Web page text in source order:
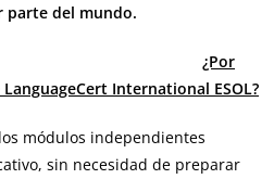
parte del mundo.
¿Por
International ESOL?
módulos independientes
sin necesidad de preparar